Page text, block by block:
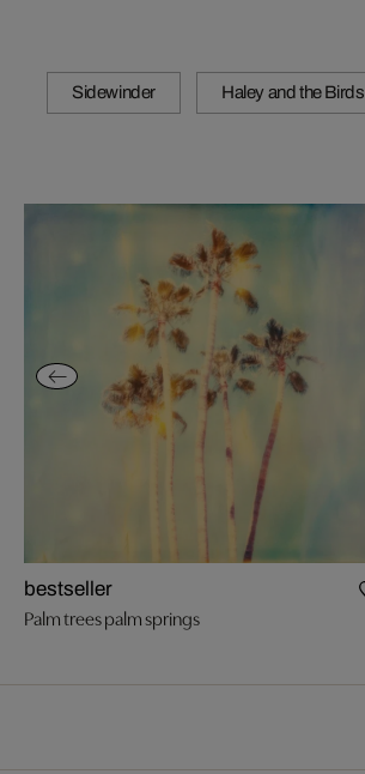
Sidewinder Haley and the Birds
bestseller
Palm trees palm springs